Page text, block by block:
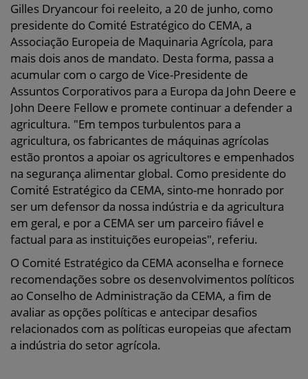
Gilles Dryancour foi reeleito, a 20 de junho, como
presidente do Comité Estratégico do CEMA, a
Associação Europeia de Maquinaria Agrícola, para
mais dois anos de mandato. Desta forma, passa a
acumular com o cargo de Vice-Presidente de
Assuntos Corporativos para a Europa da John Deere e
John Deere Fellow e promete continuar a defender a
agricultura. "Em tempos turbulentos para a
agricultura, os fabricantes de máquinas agrícolas
estão prontos a apoiar os agricultores e empenhados
na segurança alimentar global. Como presidente do
Comité Estratégico da CEMA, sinto-me honrado por
ser um defensor da nossa indústria e da agricultura
em geral, e por a CEMA ser um parceiro fiável e
factual para as instituições europeias", referiu.
O Comité Estratégico da CEMA aconselha e fornece
recomendações sobre os desenvolvimentos políticos
ao Conselho de Administração da CEMA, a fim de
avaliar as opções políticas e antecipar desafios
relacionados com as políticas europeias que afectam
a indústria do setor agrícola.